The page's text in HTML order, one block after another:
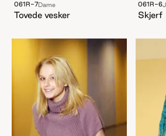
061R-7Dame
Tovede vesker
061R-6
Skjerf